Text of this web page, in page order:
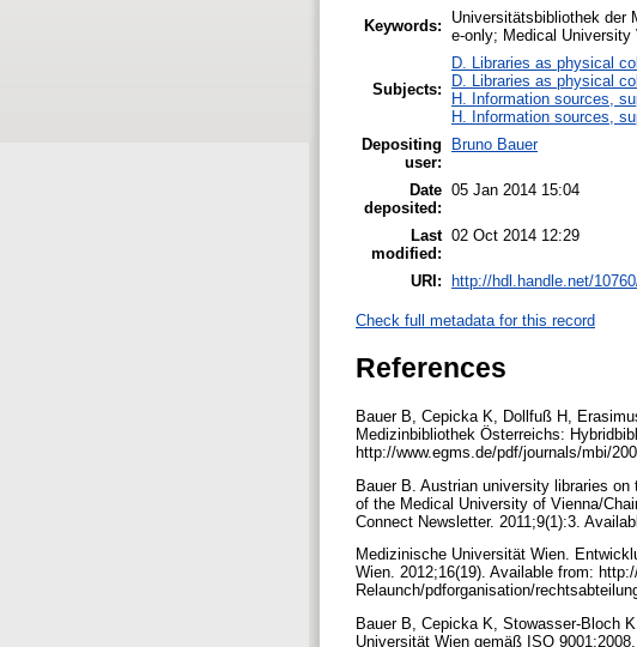
Keywords:
Universitätsbibliothek der
e-only; Medical
Subjects:
D. Libraries as physical
D. Libraries as physical
H. Information sources,
H. Information sources,
Depositing
user:
Bruno Bauer
Date
deposited:
05 Jan 2014 15:04
Last
modified:
02 Oct 2014 12:29
URI: http://hdl.handle.net/
Check full metadata for this record
References
Bauer B, Cepicka K, Dollfuß H,
Medizinbibliothek Österreichs:
http://www.egms.de/pdf/journals/mbi/
Bauer B. Austrian university libraries
of the Medical University of Vienna/
Connect Newsletter. 2011;9(1):3.
Medizinische Universität Wien.
Wien. 2012;16(19). Available from:
Relaunch/pdforganisation/
Bauer B, Cepicka K, Stowasser-Bloch
Universität Wien gemäß ISO